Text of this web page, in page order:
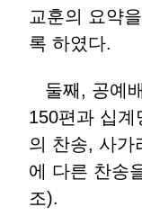
교훈의 요약
록 하였다.
둘째, 공예
150편과 십
의 찬송, 사가
에 다른 찬송
조).